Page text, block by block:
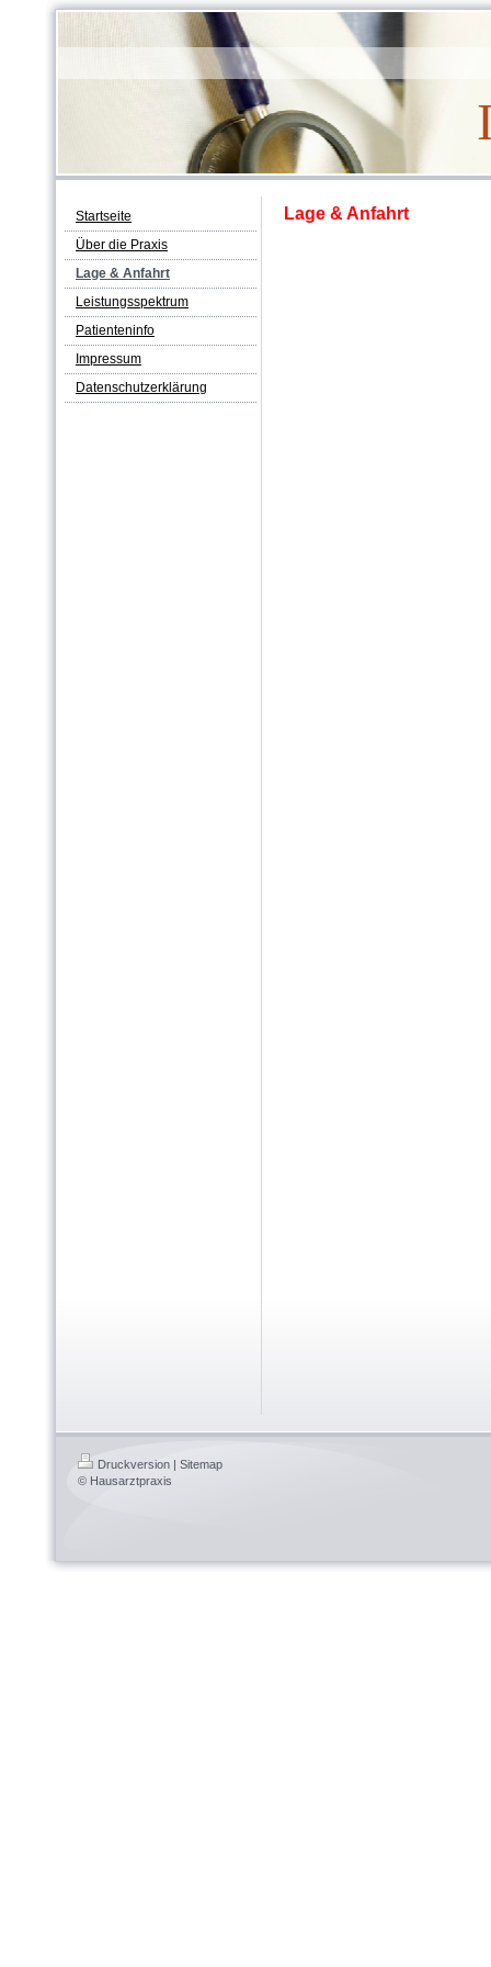
Startseite
Über die Praxis
Lage & Anfahrt
Leistungsspektrum
Patienteninfo
Impressum
Datenschutzerklärung
Lage & Anfahrt
Druckversion | Sitemap
© Hausarztpraxis